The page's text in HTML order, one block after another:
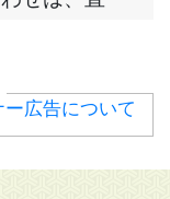
ー広告について